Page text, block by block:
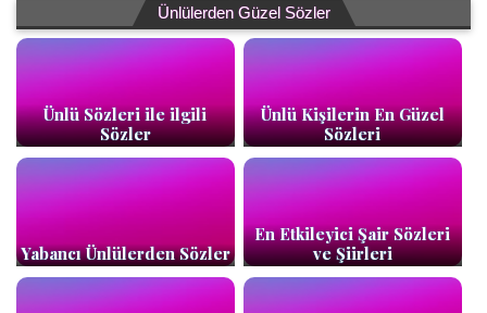
Ünlülerden Güzel Sözler
Ünlü Sözleri ile ilgili
Sözler
Ünlü Kişilerin En Güzel
Sözleri
Yabancı Ünlülerden Sözler
En Etkileyici Şair Sözleri
ve Şiirleri